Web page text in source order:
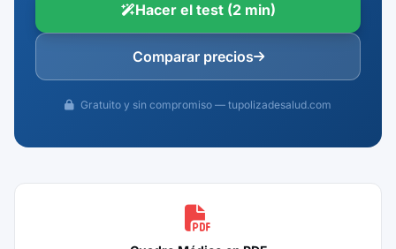
Hacer el test (2 min)
Comparar precios
Gratuito y sin compromiso — tupolizadesalud.com